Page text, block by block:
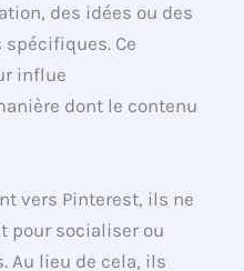
des idées ou des
Ce
influe
dont le contenu
vers Pinterest, ils ne
pour socialiser ou
Au lieu de cela, ils